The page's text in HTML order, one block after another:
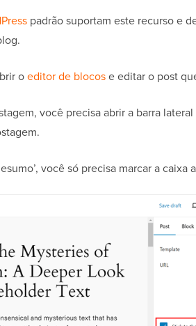
padrão suportam este recurso e
oeditor de blocose editar o post
você precisa abrir a barra
você só precisa marcar a caixa